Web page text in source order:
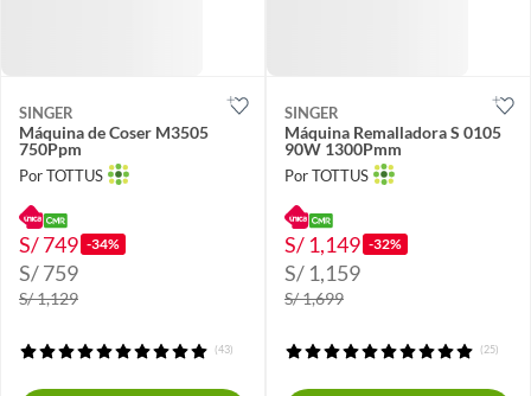
SINGER
Máquina de Coser M3505
750Ppm
Por TOTTUS
S/ 749 -34%
S/ 759
S/ 1,129
(43)
SINGER
Máquina Remalladora S 0105
90W 1300Pmm
Por TOTTUS
S/ 1,149 -32%
S/ 1,159
S/ 1,699
(25)